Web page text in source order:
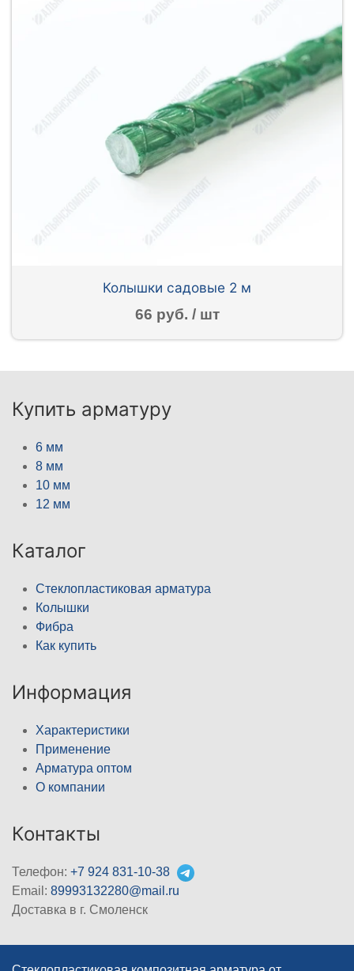
Колышки садовые 2 м
66 руб. / шт
Купить арматуру
6 мм
8 мм
10 мм
12 мм
Каталог
Стеклопластиковая арматура
Колышки
Фибра
Как купить
Информация
Характеристики
Применение
Арматура оптом
О компании
Контакты
Телефон: +7 924 831-10-38
Email: 89993132280@mail.ru
Доставка в г. Смоленск